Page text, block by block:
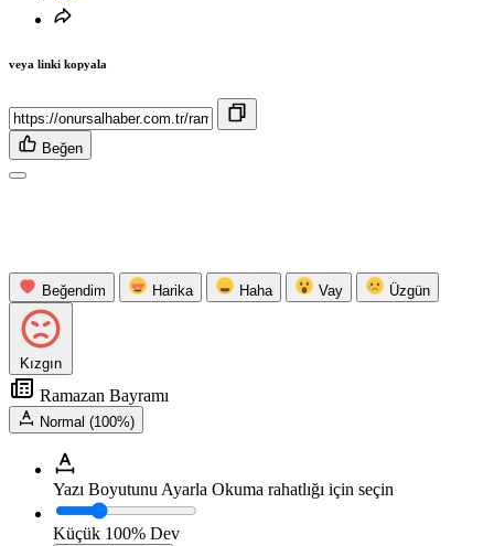
veya linki kopyala
Beğen
Beğendim Harika Haha Vay Üzgün
Kızgın
Ramazan Bayramı
Normal (100%)
Yazı Boyutunu Ayarla Okuma rahatlığı için seçin
Küçük 100% Dev